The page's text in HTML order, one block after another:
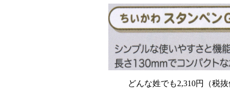
どんな姓でも2,310円（税